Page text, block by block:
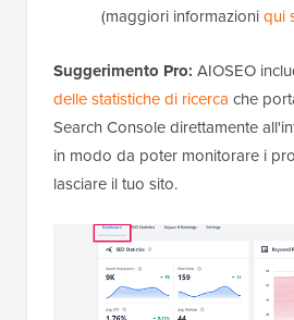
(maggiori informazioniqui
Suggerimento Pro: AIOSEO
delle statistiche di ricerca che
Search Console direttamente
in modo da poter monitorare i
lasciare il tuo sito.